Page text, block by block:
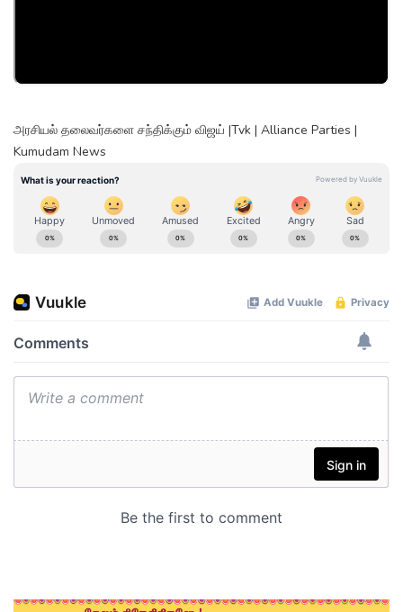
அரசியல் தலைவர்களை சந்திக்கும் விஜய் |Tvk | Alliance Parties |
Kumudam News